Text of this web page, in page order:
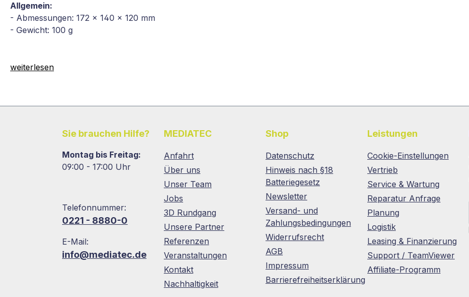
Allgemein:
- Abmessungen: 172 x 140 x 120 mm
- Gewicht: 100 g
weiterlesen
Sie brauchen Hilfe?
Montag bis Freitag:
09:00 - 17:00 Uhr
Telefonnummer:
0221 - 8880-0
E-Mail:
info@mediatec.de
MEDIATEC
Anfahrt
Über uns
Unser Team
Jobs
3D Rundgang
Unsere Partner
Referenzen
Veranstaltungen
Kontakt
Nachhaltigkeit
Shop
Datenschutz
Hinweis nach §18
Batteriegesetz
Newsletter
Versand- und
Zahlungsbedingungen
Widerrufsrecht
AGB
Impressum
Barrierefreiheitserklärung
Leistungen
Cookie-Einstellungen
Vertrieb
Service & Wartung
Reparatur Anfrage
Planung
Logistik
Leasing & Finanzierung
Support / TeamViewer
Affiliate-Programm